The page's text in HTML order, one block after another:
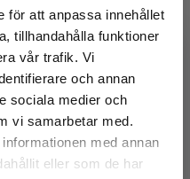
för att anpassa innehållet
tillhandahålla funktioner
vår trafik. Vi
och annan
sociala medier och
vi samarbetar med.
med annan
eller som de har
i Sverige